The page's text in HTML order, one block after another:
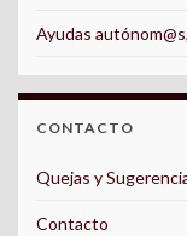
Ayudas
CONTACTO
Quejas y
Contacto